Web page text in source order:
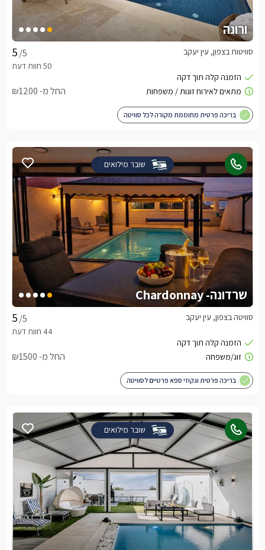
ורונה
/5 סוויטות בצפון, עין יעקב
החל מ- ₪1200
בריכה פרטית מחוממת מקורה לכל סוויטה
שובר מילואים
שרדונה- Chardonnay
/5 סוויטה בצפון, עין יעקב
החל מ- ₪1500
בריכה פרטית וגקוזי ספא פרטיים לסוויטה
שובר מילואים